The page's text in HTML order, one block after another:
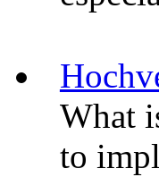
What
to